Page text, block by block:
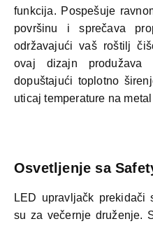
funkcija. Pospešuje
površinu i sprečava
održavajući vaš roštilj
ovaj dizajn
dopuštajući toplotno
uticaj temperature na
Osvetljenje sa
LED upravljačk
su za večernje druženje.